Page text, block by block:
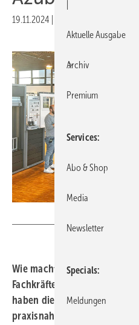
19.11.2024
Wie macht man die
Fachkräftemangel
haben die Antwort: ein
praxisnahes Lernen und
Aktuelle Ausgabe
Archiv
Premium
Services
Abo & Shop
Media
Newsletter
Specials
Meldungen